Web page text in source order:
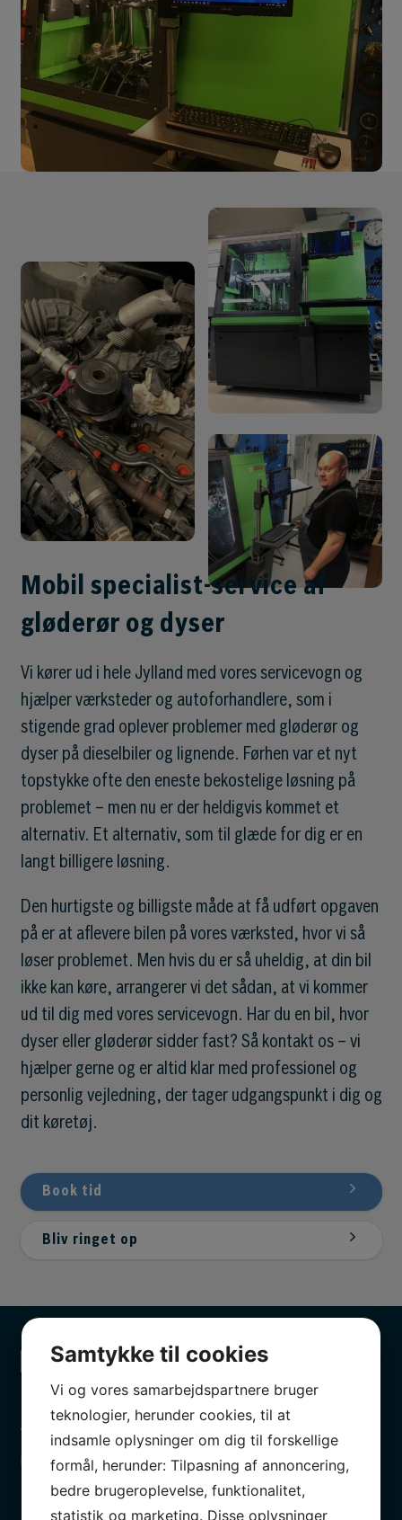
Mobil specialist-service af
gløderør og dyser
Vi kører ud i hele Jylland med vores servicevogn og
hjælper værksteder og autoforhandlere, som i
stigende grad oplever problemer med gløderør og
dyser på dieselbiler og lignende. Førhen var et nyt
topstykke ofte den eneste bekostelige løsning på
problemet – men nu er der heldigvis kommet et
alternativ. Et alternativ, som til glæde for dig er en
langt billigere løsning.
Den hurtigste og billigste måde at få udført opgaven
på er at aflevere bilen på vores værksted, hvor vi så
løser problemet. Men hvis du er så uheldig, at din bil
ikke kan køre, arrangerer vi det sådan, at vi kommer
ud til dig med vores servicevogn. Har du en bil, hvor
dyser eller gløderør sidder fast? Så kontakt os – vi
hjælper gerne og er altid klar med professionel og
personlig vejledning, der tager udgangspunkt i dig og
dit køretøj.
Book tid
Bliv ringet op
Vores værksted i Aarhus har branchens bedste og
mest avancerede testudstyr.
Samtykke til cookies
Vi og vores samarbejdspartnere bruger
teknologier, herunder cookies, til at
indsamle oplysninger om dig til forskellige
formål, herunder: Tilpasning af annoncering,
bedre brugeroplevelse, funktionalitet,
statistik og marketing. Disse oplysninger